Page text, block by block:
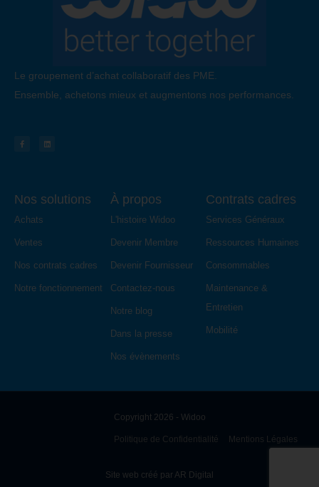
Le groupement d’achat collaboratif des PME.
Ensemble, achetons mieux et augmentons nos performances.
Nos solutions
Achats
Ventes
Nos contrats cadres
Notre fonctionnement
À propos
L'histoire Widoo
Devenir Membre
Devenir Fournisseur
Contactez-nous
Notre blog
Dans la presse
Nos évènements
Contrats cadres
Services Généraux
Ressources Humaines
Consommables
Maintenance &
Entretien
Mobilité
Copyright 2026 - Widoo
Politique de Confidentialité Mentions Légales
Site web créé par AR Digital